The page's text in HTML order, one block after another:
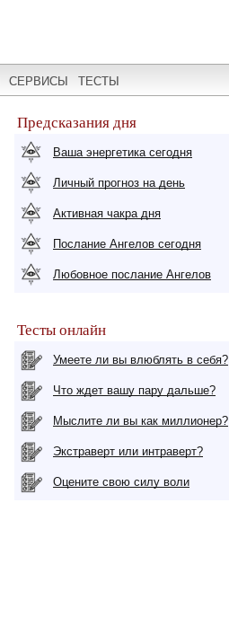
СЕРВИСЫ ТЕСТЫ
Предсказания дня
Ваша энергетика сегодня
Личный прогноз на день
Активная чакра дня
Послание Ангелов сегодня
Любовное послание Ангелов
Тесты онлайн
Умеете ли вы влюблять в себя?
Что ждет вашу пару дальше?
Мыслите ли вы как миллионер?
Экстраверт или интраверт?
Оцените свою силу воли